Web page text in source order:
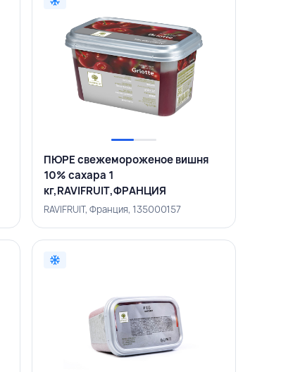
ПЮРЕ свежемороженое вишня
10% сахара 1
кг,RAVIFRUIT,ФРАНЦИЯ
RAVIFRUIT, Франция, 135000157